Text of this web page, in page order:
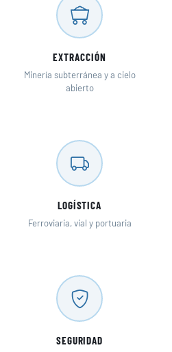
EXTRACCIÓN
Minería subterránea y a cielo
abierto
LOGÍSTICA
Ferroviaria, vial y portuaria
SEGURIDAD